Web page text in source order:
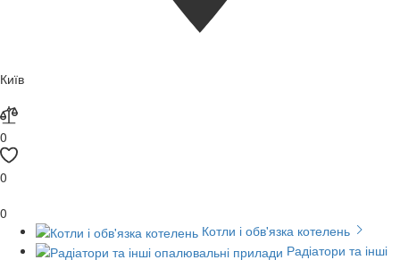
Київ
0
0
0
Котли і обв'язка котелень
Радіатори та інші